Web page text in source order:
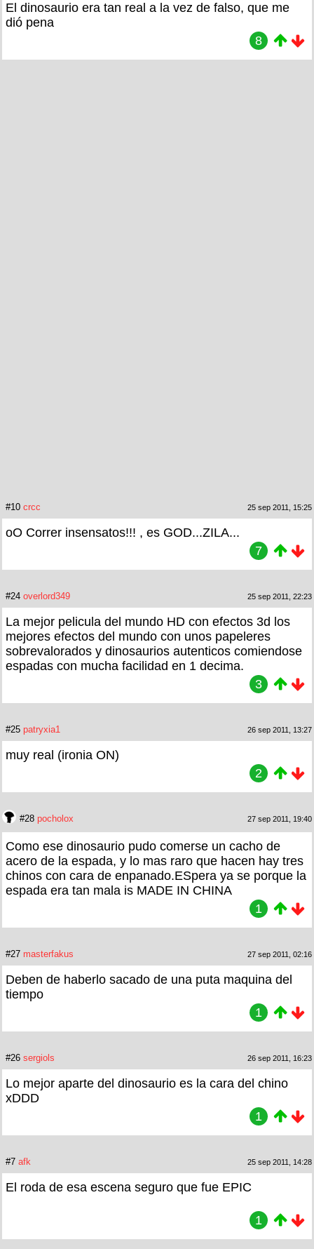
El dinosaurio era tan real a la vez de falso, que me
dió pena
8
#10 crcc 25 sep 2011, 15:25
oO Correr insensatos!!! , es GOD...ZILA...
7
#24 overlord349 25 sep 2011, 22:23
La mejor pelicula del mundo HD con efectos 3d los
mejores efectos del mundo con unos papeleres
sobrevalorados y dinosaurios autenticos comiendose
espadas con mucha facilidad en 1 decima.
3
#25 patryxia1 26 sep 2011, 13:27
muy real (ironia ON)
2
#28 pocholox 27 sep 2011, 19:40
Como ese dinosaurio pudo comerse un cacho de
acero de la espada, y lo mas raro que hacen hay tres
chinos con cara de enpanado.ESpera ya se porque la
espada era tan mala is MADE IN CHINA
1
#27 masterfakus 27 sep 2011, 02:16
Deben de haberlo sacado de una puta maquina del
tiempo
1
#26 sergiols 26 sep 2011, 16:23
Lo mejor aparte del dinosaurio es la cara del chino
xDDD
1
#7 afk 25 sep 2011, 14:28
El roda de esa escena seguro que fue EPIC
1